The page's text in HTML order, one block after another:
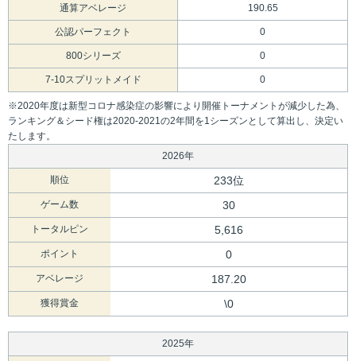
通算アベレージ 190.65
公認パーフェクト 0
800シリーズ 0
7-10スプリットメイド 0
※2020年度は新型コロナ感染症の影響により開催トーナメントが減少した為、
ランキング＆シード権は2020-2021の2年間を1シーズンとして算出し、決定い
たします。
2026年
順位 233位
ゲーム数 30
トータルピン 5,616
ポイント 0
アベレージ 187.20
獲得賞金 \0
2025年